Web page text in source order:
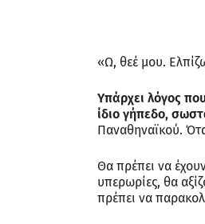
«Ω, θεέ μου.
Υπάρχει λόγος
ίδιο γήπεδο,
Παναθηναϊκού.
Θα πρέπει να
υπερωρίες, θα
πρέπει να